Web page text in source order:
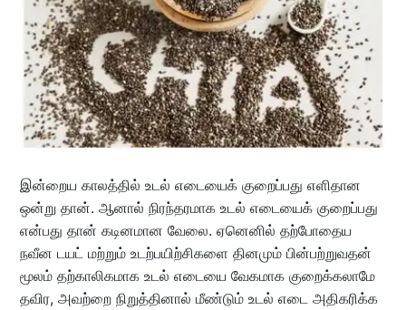
இன்றைய காலத்தில் உடல் எடையைக் குறைப்பது எளிதான
ஒன்று தான். ஆனால் நிரந்தரமாக உடல் எடையைக் குறைப்பது
என்பது தான் கடினமான வேலை. ஏனெனில் தற்போதைய
நவீன டயட் மற்றும் உடற்பயிற்சிகளை தினமும் பின்பற்றுவதன்
மூலம் தற்காலிகமாக உடல் எடையை வேகமாக குறைக்கலாமே
தவிர, அவற்றை நிறுத்தினால் மீண்டும் உடல் எடை அதிகரிக்க